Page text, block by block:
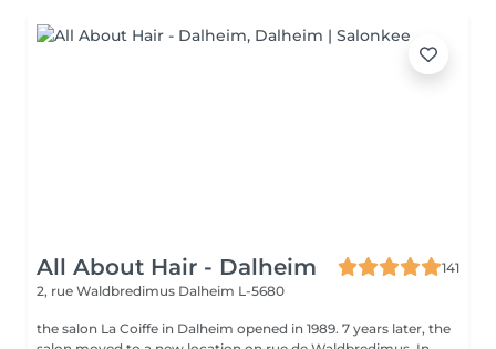
All About Hair - Dalheim
141
2, rue Waldbredimus Dalheim L-5680
the salon La Coiffe in Dalheim opened in 1989. 7 years later, the